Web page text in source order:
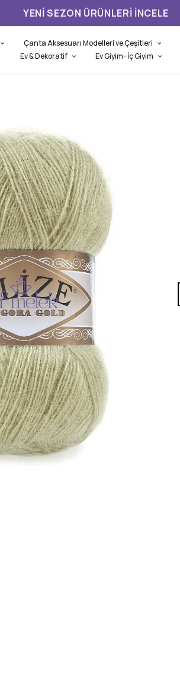
YENI SEZON ÜRÜNLERI İNCELE
Çanta Aksesuarı Modelleri ve Çeşitleri
Ev & Dekoratif
Ev Giyim- İç Giyim